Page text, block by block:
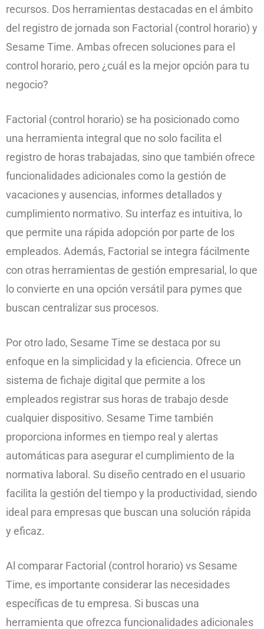
recursos. Dos herramientas destacadas en el ámbito
del registro de jornada son Factorial (control horario) y
Sesame Time. Ambas ofrecen soluciones para el
control horario, pero ¿cuál es la mejor opción para tu
negocio?
Factorial (control horario) se ha posicionado como
una herramienta integral que no solo facilita el
registro de horas trabajadas, sino que también ofrece
funcionalidades adicionales como la gestión de
vacaciones y ausencias, informes detallados y
cumplimiento normativo. Su interfaz es intuitiva, lo
que permite una rápida adopción por parte de los
empleados. Además, Factorial se integra fácilmente
con otras herramientas de gestión empresarial, lo que
lo convierte en una opción versátil para pymes que
buscan centralizar sus procesos.
Por otro lado, Sesame Time se destaca por su
enfoque en la simplicidad y la eficiencia. Ofrece un
sistema de fichaje digital que permite a los
empleados registrar sus horas de trabajo desde
cualquier dispositivo. Sesame Time también
proporciona informes en tiempo real y alertas
automáticas para asegurar el cumplimiento de la
normativa laboral. Su diseño centrado en el usuario
facilita la gestión del tiempo y la productividad, siendo
ideal para empresas que buscan una solución rápida
y eficaz.
Al comparar Factorial (control horario) vs Sesame
Time, es importante considerar las necesidades
específicas de tu empresa. Si buscas una
herramienta que ofrezca funcionalidades adicionales